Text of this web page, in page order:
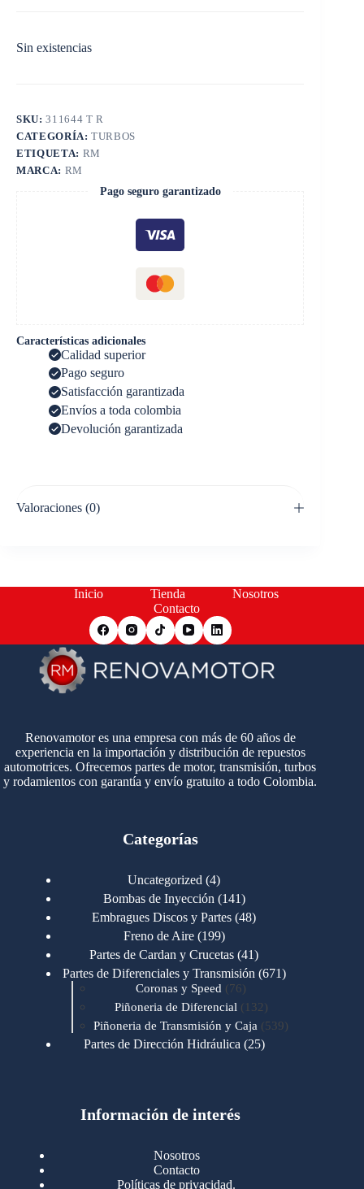
Sin existencias
SKU:311644 T R
CATEGORÍA:TURBOS
ETIQUETA: RM
MARCA: RM
Pago seguro garantizado
Características adicionales
Calidad superior
Pago seguro
Satisfacción garantizada
Envíos a toda colombia
Devolución garantizada
Valoraciones (0)
Inicio Tienda
Nosotros
Contacto
Renovamotor es una empresa con más de 60 años de
experiencia en la importación y distribución de repuestos
automotrices. Ofrecemos partes de motor, transmisión, turbos
y rodamientos con garantía y envío gratuito a todo Colombia.
Categorías
Uncategorized 44
productos
Bombas de Inyección 141141
productos
Embragues Discos y Partes 4848
Freno de Aire 199199
productos
Partes de Cardan y Crucetas 4141
productos
Partes de Diferenciales y Transmisión 671671
Coronas y Speed 7676
productos
Piñoneria de Diferencial 132 132
productos
Piñoneria de Transmisión y Caja 539539
Partes de Dirección Hidráulica 2525
Motores Cummins 723
Cummins B/C 855
Cummins ISF
Información de interés
Nosotros
Contacto
Políticas de privacidad.